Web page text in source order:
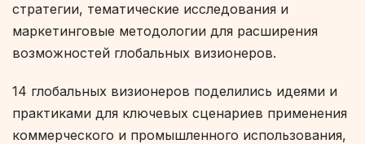
стратегии, тематические исследования и
маркетинговые методологии для расширения
возможностей глобальных визионеров.
14 глобальных визионеров поделились идеями и
практиками для ключевых сценариев применения
коммерческого и промышленного использования,